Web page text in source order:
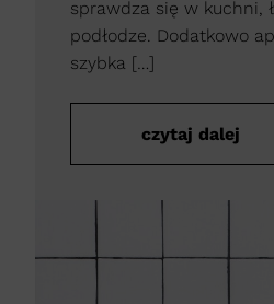
sprawdza się w kuchni,
podłodze. Dodatkowo
szybka […]
czytaj dalej